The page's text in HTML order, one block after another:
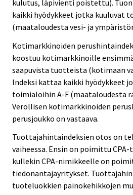
kulutus, läpivienti poistettu).
kaikki hyödykkeet jotka kuuluvat
(maataloudesta vesi- ja
Kotimarkkinoiden
koostuu kotimarkkinoille
saapuvista tuotteista (kotimaan
Indeksi kattaa kaikki hyödykkeet
toimialoihin A-F (maataloudesta
Verollisen kotimarkkinoiden
perusjoukko on vastaava.
Tuottajahintaindeksien otos on
vaiheessa. Ensin on poimittu
kullekin CPA-nimikkeelle on
tiedonantajayritykset.
tuoteluokkien painokehikkojen